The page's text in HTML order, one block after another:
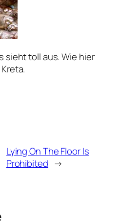
sieht toll aus. Wie hier
Lying On The Floor Is
Prohibited →